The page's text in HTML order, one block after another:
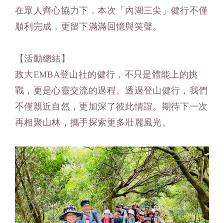
在眾人齊心協力下，本次「內湖三尖」健行不僅
順利完成，更留下滿滿回憶與笑聲。
【活動總結 】
政大EMBA登山社的健行，不只是體能上的挑
戰，更是心靈交流的過程。透過登山健行，我們
不僅親近自然，更加深了彼此情誼。期待下一次
再相聚山林，攜手探索更多壯麗風光。